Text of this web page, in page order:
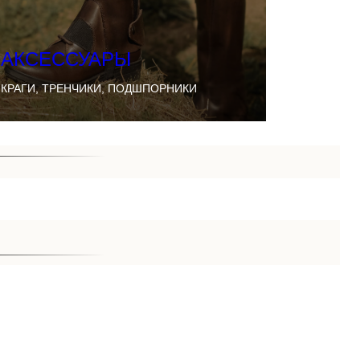
АКСЕССУАРЫ
КРАГИ, ТРЕНЧИКИ, ПОДШПОРНИКИ